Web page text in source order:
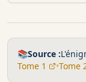
📚Source :
Tome 1
•Tome